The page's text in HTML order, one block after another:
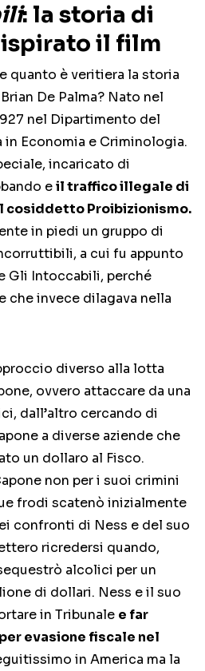
: la storia di
ispirato il film
quanto è veritiera la storia
De Palma? Nato nel
nel Dipartimento del
in Economia e Criminologia.
incaricato di
eil traffico illegale di
cosiddetto Proibizionismo.
in piedi un gruppo di
a cui fu appunto
Gli Intoccabili, perché
che invece dilagava nella
diverso alla lotta
ovvero attaccare da una
dall’altro cercando di
a diverse aziende che
un dollaro al Fisco.
non per i suoi crimini
frodi scatenò inizialmente
confronti di Ness e del suo
ricredersi quando,
alcolici per un
di dollari. Ness e il suo
in Tribunale e far
evasione fiscale nel
in America ma la